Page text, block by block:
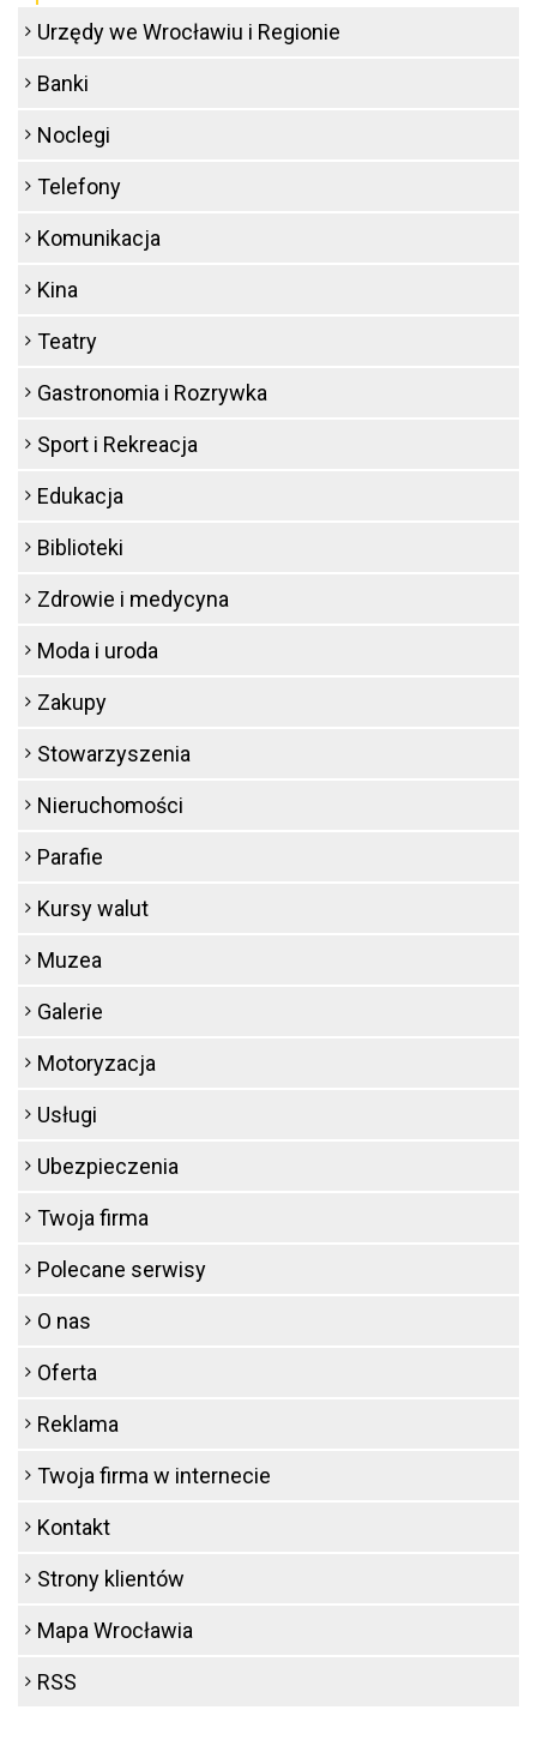
Urzędy we Wrocławiu i Regionie
Banki
Noclegi
Telefony
Komunikacja
Kina
Teatry
Gastronomia i Rozrywka
Sport i Rekreacja
Edukacja
Biblioteki
Zdrowie i medycyna
Moda i uroda
Zakupy
Stowarzyszenia
Nieruchomości
Parafie
Kursy walut
Muzea
Galerie
Motoryzacja
Usługi
Ubezpieczenia
Twoja firma
Polecane serwisy
O nas
Oferta
Reklama
Twoja firma w internecie
Kontakt
Strony klientów
Mapa Wrocławia
RSS